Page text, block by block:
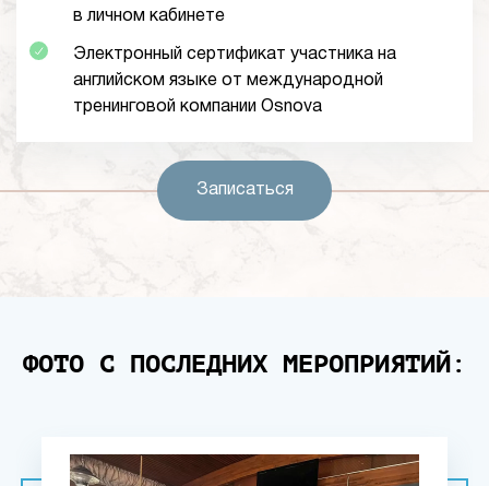
в личном кабинете
Электронный сертификат участника на
английском языке от международной
тренинговой компании Osnova
Записаться
ФОТО С ПОСЛЕДНИХ МЕРОПРИЯТИЙ: